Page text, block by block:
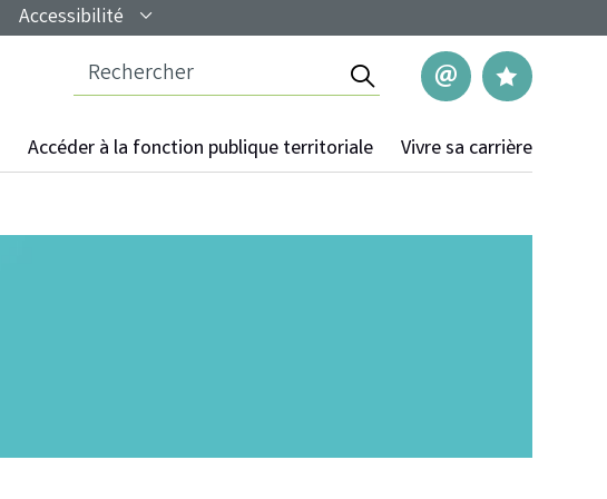
Accessibilité
Rechercher
NousMes
Accéder à la fonction publique territoriale Vivre sa carrière